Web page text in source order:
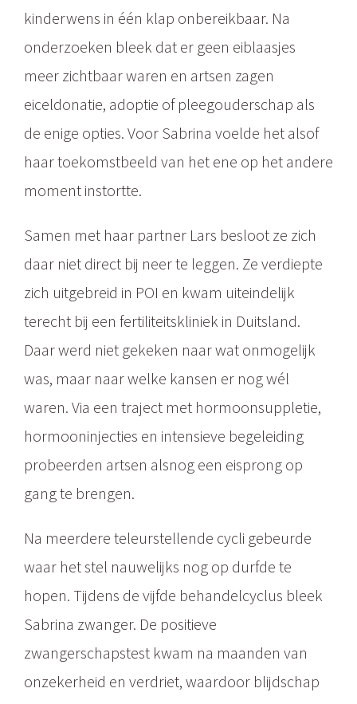
kinderwens in één klap onbereikbaar. Na
onderzoeken bleek dat er geen eiblaasjes
meer zichtbaar waren en artsen zagen
eiceldonatie, adoptie of pleegouderschap als
de enige opties. Voor Sabrina voelde het alsof
haar toekomstbeeld van het ene op het andere
moment instortte.
Samen met haar partner Lars besloot ze zich
daar niet direct bij neer te leggen. Ze verdiepte
zich uitgebreid in POI en kwam uiteindelijk
terecht bij een fertiliteitskliniek in Duitsland.
Daar werd niet gekeken naar wat onmogelijk
was, maar naar welke kansen er nog wél
waren. Via een traject met hormoonsuppletie,
hormooninjecties en intensieve begeleiding
probeerden artsen alsnog een eisprong op
gang te brengen.
Na meerdere teleurstellende cycli gebeurde
waar het stel nauwelijks nog op durfde te
hopen. Tijdens de vijfde behandelcyclus bleek
Sabrina zwanger. De positieve
zwangerschapstest kwam na maanden van
onzekerheid en verdriet, waardoor blijdschap